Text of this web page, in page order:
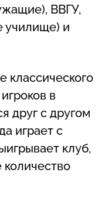
ВВГУ,
училище) и
классического
в
друг с другом
играет с
клуб,